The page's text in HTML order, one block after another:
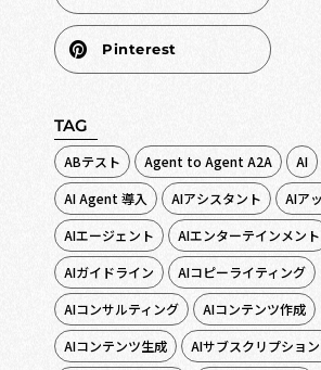
Pinterest
TAG
ABテスト Agent to Agent A2A
AI
AI Agent 導入
AIアシスタント
AIア
AIエージェント
AIエンターテインメント
AIガイドライン
AIコピーライティング
AIコンサルティング
AIコンテンツ作成
AIコンテンツ生成
AIサブスクリプショ